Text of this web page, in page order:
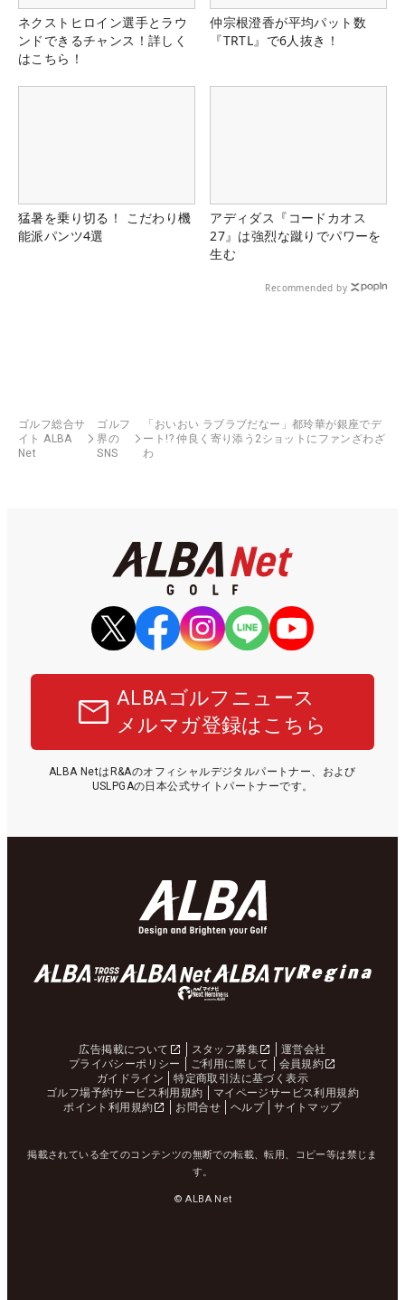
ネクストヒロイン選手とラウ
ンドできるチャンス！詳しく
はこちら！
仲宗根澄香が平均パット数
『TRTL』で6人抜き！
猛暑を乗り切る！ こだわり機
能派パンツ4選
アディダス『コードカオス
27』は強烈な蹴りでパワーを
生む
Recommended by
ゴルフ総合サ
イト ALBA
Net
ゴルフ
界の
SNS
「おいおい ラブラブだなー」都玲華が銀座でデ
ート!? 仲良く寄り添う2ショットにファンざわざ
わ
ALBAゴルフニュース
メルマガ登録はこちら
ALBA NetはR&Aのオフィシャルデジタルパートナー、および
USLPGAの日本公式サイトパートナーです。
広告掲載について スタッフ募集
運営会社
プライバシーポリシー
ご利用に際して
会員規約
ガイドライン
特定商取引法に基づく表示
ゴルフ場予約サービス利用規約
マイページサービス利用規約
ポイント利用規約
お問合せ ヘルプ サイトマップ
掲載されている全てのコンテンツの無断での転載、転用、コピー等は禁じま
す。
© ALBA Net